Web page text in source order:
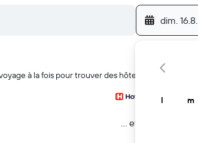
dim. 16.8.
à la fois pour trouver des hôtels à Erebuni
… et plus
l m